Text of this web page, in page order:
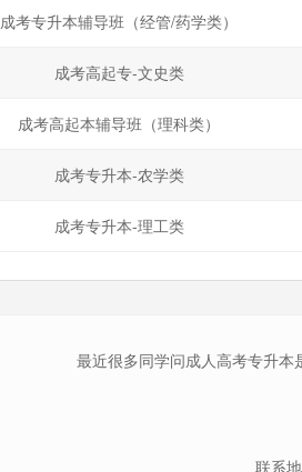
成考专升本辅导班（经管/药学类）
成考高起专-文史类
成考高起本辅导班（理科类）
成考专升本-农学类
成考专升本-理工类
最近很多同学问成人高考专升
联系